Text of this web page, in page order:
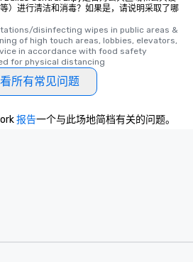
）进行清洁和消毒？如果是，请说明采取了哪
disinfecting wipes in public areas &
of high touch areas, lobbies, elevators,
in accordance with food safety
for physical distancing
所有常见问题
报告一个与此场地简档有关的问题。